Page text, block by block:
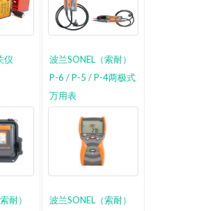
仪
波兰SONEL（索耐）
P-6 / P-5 / P-4两极式
万用表
耐）
波兰SONEL（索耐）